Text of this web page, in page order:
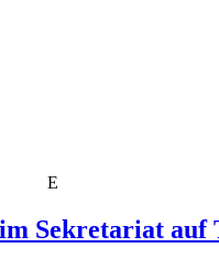
E
Sekretariat auf